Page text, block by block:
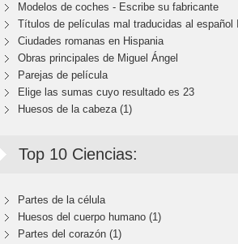
Modelos de coches - Escribe su fabricante
Títulos de películas mal traducidas al español II
Ciudades romanas en Hispania
Obras principales de Miguel Ángel
Parejas de película
Elige las sumas cuyo resultado es 23
Huesos de la cabeza (1)
Top 10 Ciencias:
Partes de la célula
Huesos del cuerpo humano (1)
Partes del corazón (1)